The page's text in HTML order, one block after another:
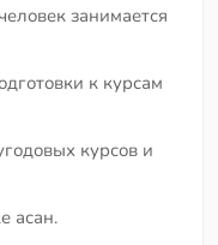
занимается
к курсам
курсов и
асан.